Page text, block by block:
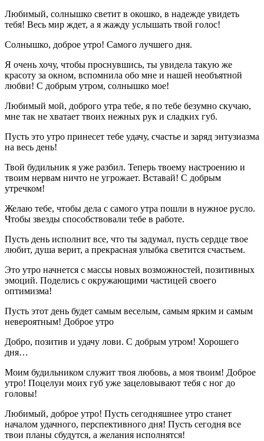
Любимый, солнышко светит в окошко, в надежде увидеть
тебя! Весь мир ждет, а я жажду услышать твой голос!
Солнышко, доброе утро! Самого лучшего дня.
Я очень хочу, чтобы проснувшись, ты увидела такую же
красоту за окном, вспомнила обо мне и нашей необъятной
любви! С добрым утром, солнышко мое!
Любимый мой, доброго утра тебе, я по тебе безумно скучаю,
мне так не хватает твоих нежных рук и сладких губ.
Пусть это утро принесет тебе удачу, счастье и заряд энтузиазма
на весь день!
Твой будильник я уже разбил. Теперь твоему настроению и
твоим нервам ничто не угрожает. Вставай! С добрым
утречком!
Желаю тебе, чтобы дела с самого утра пошли в нужное русло.
Чтобы звезды способствовали тебе в работе.
Пусть день исполнит все, что ты задумал, пусть сердце твое
любит, душа верит, а прекрасная улыбка светится счастьем.
Это утро начнется с массы новых возможностей, позитивных
эмоций. Поделись с окружающими частицей своего
оптимизма!
Пусть этот день будет самым веселым, самым ярким и самым
невероятным! Доброе утро
Добро, позитив и удачу лови. С добрым утром! Хорошего
дня…
Моим будильником служит твоя любовь, а моя твоим! Доброе
утро! Поцелуи моих губ уже зацеловывают тебя с ног до
головы!
Любимый, доброе утро! Пусть сегодняшнее утро станет
началом удачного, перспективного дня! Пусть сегодня все
твои планы сбудутся, а желания исполнятся!